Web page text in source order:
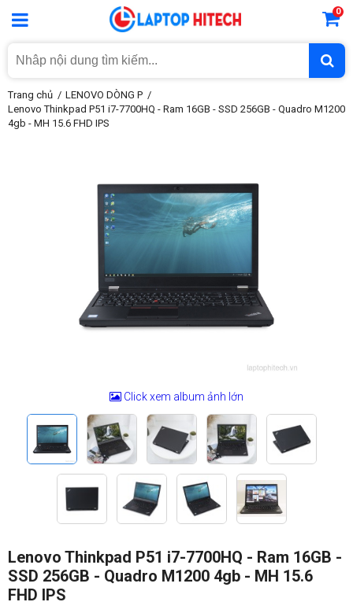
0
Trang chủ
LENOVO DÒNG P
Lenovo Thinkpad P51 i7-7700HQ - Ram 16GB - SSD 256GB - Quadro M1200
4gb - MH 15.6 FHD IPS
Click xem album ảnh lớn
Lenovo Thinkpad P51 i7-7700HQ - Ram 16GB -
SSD 256GB - Quadro M1200 4gb - MH 15.6
FHD IPS